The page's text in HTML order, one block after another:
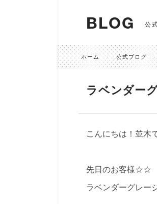
BLOG 公
ホーム 公式ブログ
ラベンダー
こんにちは！並木
先日のお客様☆☆
ラベンダーグレー